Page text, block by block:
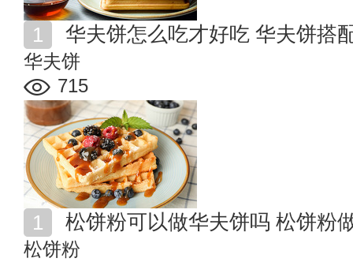
华夫饼怎么吃才好吃 华夫饼搭
华夫饼
715
松饼粉可以做华夫饼吗 松饼粉
松饼粉